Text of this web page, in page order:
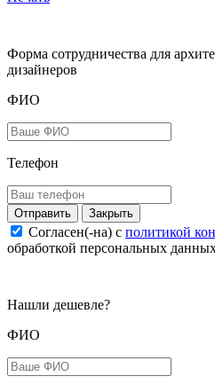
Форма сотрудничества для
дизайнеров
ФИО
Телефон
Закрыть
Согласен(-на) c политикой
обработкой персональных
Нашли дешевле?
ФИО